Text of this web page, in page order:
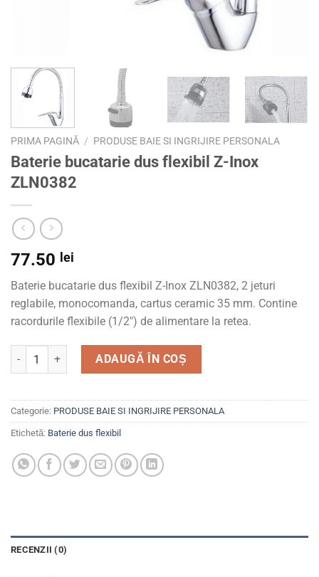
PRIMA PAGINĂ / PRODUSE BAIE SI INGRIJIRE PERSONALA
Baterie bucatarie dus flexibil Z-Inox
ZLN0382
77.50 lei
Baterie bucatarie dus flexibil Z-Inox ZLN0382, 2 jeturi
reglabile, monocomanda, cartus ceramic 35 mm. Contine
racordurile flexibile (1/2″) de alimentare la retea.
Cantitate Baterie bucatarie dus flexibil Z-Inox ZLN0382
ADAUGĂ ÎN COȘ
Categorie: PRODUSE BAIE SI INGRIJIRE PERSONALA
Etichetă: Baterie dus flexibil
RECENZII (0)